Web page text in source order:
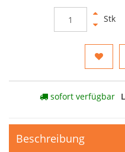
Stk
sofort verfügbar
Beschreibung